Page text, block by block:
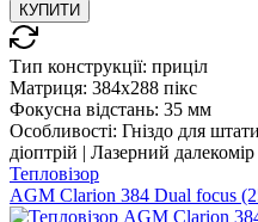
КУПИТИ
Тип конструкції: приціл
Матриця: 384x288 пікс
Фокусна відстань: 35 мм
Особливості: Гніздо для
діоптрій | Лазерний
Тепловізор
AGM Clarion 384 Dual focus